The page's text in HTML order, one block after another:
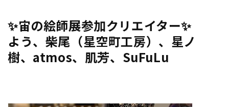
✨宙の絵師展参加クリエイター✨
よう、柴尾（星空町工房）、星ノ
樹、atmos、肌芳、SuFuLu